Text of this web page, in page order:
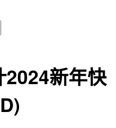
新年快